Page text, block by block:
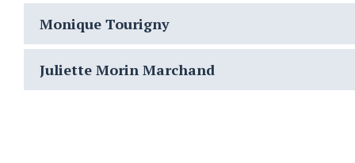
Monique Tourigny
Juliette Morin Marchand